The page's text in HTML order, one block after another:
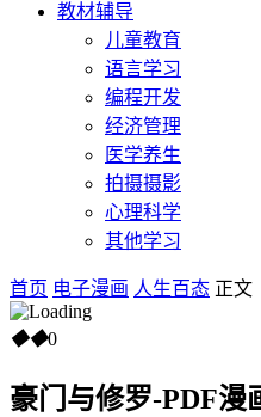
教材辅导
儿童教育
语言学习
编程开发
经济管理
医学养生
拍摄摄影
心理科学
其他学习
首页 电子漫画 人生百态 正文
◆◆0
豪门与修罗-PDF漫